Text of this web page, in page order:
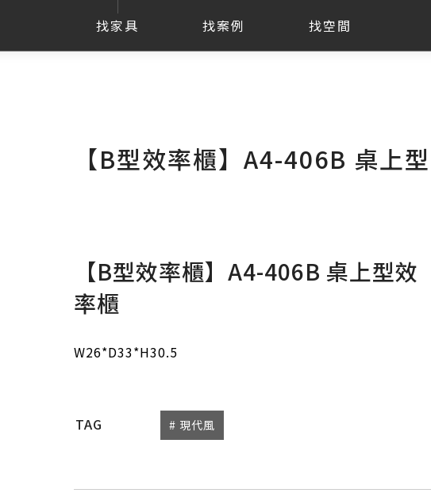
找家具 找案例 找空間
【B型效率櫃】A4-406B 桌上
【B型效率櫃】A4-406B 桌上型效
率櫃
W26*D33*H30.5
TAG # 現代風